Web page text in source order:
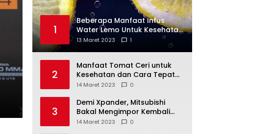
1
Beberapa Manfaat Infus
Water Lemo Untuk Kesehatan
Anda
13 Maret 2023 1
2
Manfaat Tomat Ceri untuk
Kesehatan dan Cara Tepat
Mengonsumsinya
14 Maret 2023 0
3
Demi Xpander, Mitsubishi
Bakal Mengimpor Kembali
Pajero Sport
14 Maret 2023 0